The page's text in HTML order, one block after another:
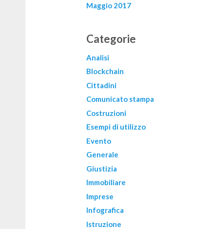
Maggio 2017
Categorie
Analisi
Blockchain
Cittadini
Comunicato stampa
Costruzioni
Esempi di utilizzo
Evento
Generale
Giustizia
Immobiliare
Imprese
Infografica
Istruzione